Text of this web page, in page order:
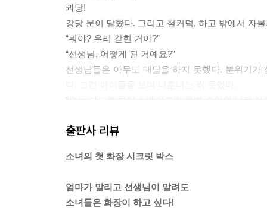
콰당!
강당 문이 닫혔다. 그리고 철커덕, 하고 밖에서 자
“뭐야? 우리 갇힌 거야?”
“선생님, 어떻게 된 거예요?”
선생님들은 아무도 대답을 하지 못했다. 분위기
“오늘 하루를 뷰티 & 메이크업 특별 수업의 날로
되고 있는데요. 이 아이 크림과 에센스, 10대인 여
-본문 58쪽 중에서
출판사 리뷰
소녀의 첫 화장 시크릿 박스
엄마가 말리고 선생님이 말려도
소녀들은 화장이 하고 싶다!